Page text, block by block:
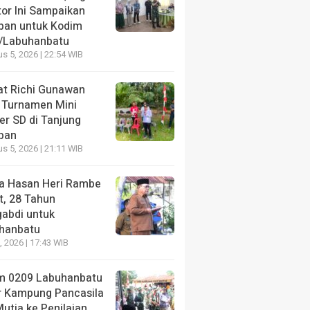
Mini Soccer SD di
Harapan
lalu
Ini Sampaikan
untuk Kodim
5, 2026 | 22:54 WIB
Richi Gunawan
Mini
SD di Tanjung
5, 2026 | 21:11 WIB
Hasan Heri Rambe
28 Tahun
untuk
2026 | 17:43 WIB
0209 Labuhanbatu
Kampung Pancasila